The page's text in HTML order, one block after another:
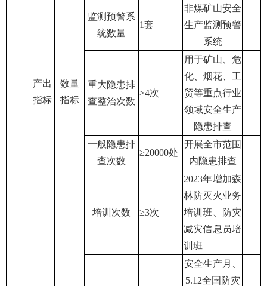
产出
指标
数量
指标
监测预警系
统数量
1套
非煤矿山安全
生产监测预警
系统
重大隐患排
查整治次数
≥4次
用于矿山、危
化、烟花、工
贸等重点行业
领域安全生产
隐患排查
一般隐患排
查次数
≥20000处
开展全市范围
内隐患排查
培训次数 ≥3次
2023年增加森
林防灭火业务
培训班、防灾
减灾信息员培
训班
安全生产月、
5.12全国防灾